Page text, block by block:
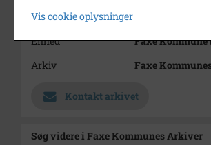
Type
Enhed
Faxe Kommune
Arkiv
Faxe
Kontakt arkivet
Søg videre i Faxe Kommunes Arkiver
Vis cookie oplysninger